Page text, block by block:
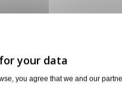
6 autres
you agree that we and our